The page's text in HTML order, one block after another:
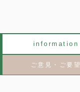
information
ご意見・ご要望